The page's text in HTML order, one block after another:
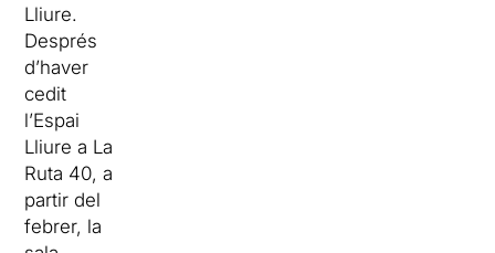
Lliure.
Després
d’haver
cedit
l’Espai
Lliure a La
Ruta 40, a
partir del
febrer, la